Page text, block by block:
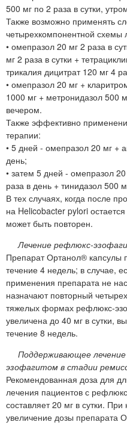
500 мг по 2 раза в сутки,
Также возможно применять
четырехкомпонентной схемы
• омепразол 20 мг 2 раза в
мг 2 раза в сутки +
трикалия дицитрат 120 мг 4
• омепразол 20 мг +
1000 мг + метронидазол 500
вечером.
Также эффективно
терапии:
• 5 дней - омепразол 20 мг +
день;
• затем 5 дней - омепразол
раза в день + тинидазол 500
В тех случаях, когда после
на Helicobacter pylori
может быть повторен.
Лечение рефлюкс-
Препарат Ортанол® капсулы
течение 4 недель; в случае,
применения препарата не
назначают повторный
тяжелых формах рефлюкс-
увеличена до 40 мг в сутки,
течение 8 недель.
Поддерживающее
эзофагитом в стадии
Рекомендованная доза для
лечения пациентов с
составляет 20 мг в сутки.
увеличение дозы препарата